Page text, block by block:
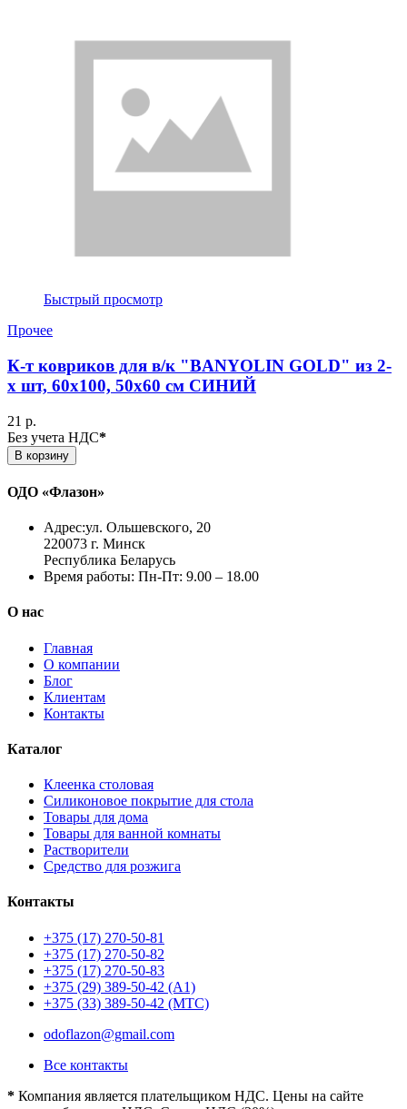
Быстрый просмотр
Прочее
К-т ковриков для в/к "BANYOLIN GOLD" из 2-
х шт, 60х100, 50х60 см СИНИЙ
21 р.
Без учета НДС*
В корзину
ОДО «Флазон»
Адрес:ул. Ольшевского, 20
220073 г. Минск
Республика Беларусь
Время работы: Пн-Пт: 9.00 – 18.00
О нас
Главная
О компании
Блог
Клиентам
Контакты
Каталог
Клеенка столовая
Силиконовое покрытие для стола
Товары для дома
Товары для ванной комнаты
Растворители
Средство для розжига
Контакты
+375 (17) 270-50-81
+375 (17) 270-50-82
+375 (17) 270-50-83
+375 (29) 389-50-42 (А1)
+375 (33) 389-50-42 (МТС)
odoflazon@gmail.com
Все контакты
* Компания является плательщиком НДС. Цены на сайте